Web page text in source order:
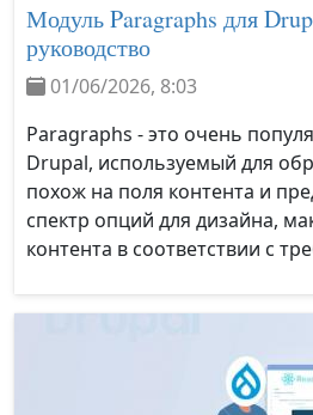
Модуль Paragraphs для
руководство
01/06/2026, 8:03
Paragraphs - это очень
Drupal, используемый для
похож на поля контента и
спектр опций для дизайна,
контента в соответствии с